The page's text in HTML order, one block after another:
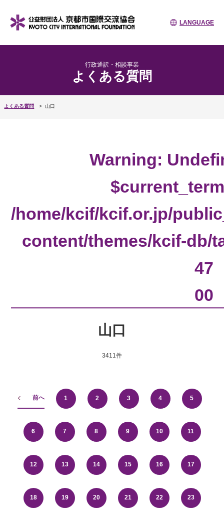
LANGUAGE
行政通訳・相談事業
よくある質問
よくある質問 山口
Warning:
/home/kcif/kcif.or.jp/
content/themes/kcif-db/
47
00
山口
3411件
前へ 1 2 3 4 5
6 7 8 9 10 11
12 13 14 15 16 17
18 19 20 21 22 23